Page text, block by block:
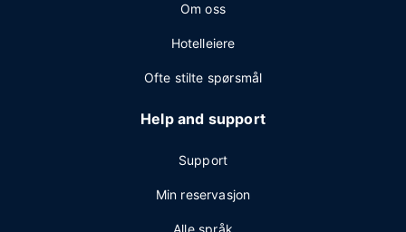
Om oss
Hotelleiere
Ofte stilte spørsmål
Help and support
Support
Min reservasjon
Alle språk